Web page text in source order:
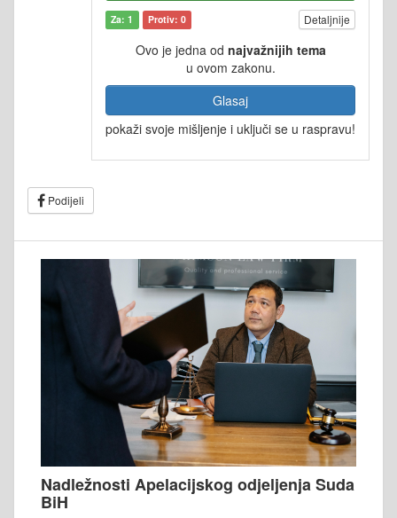
Za: 1 Protiv: 0 Detaljnije
Ovo je jedna od najvažnijih tema
u ovom zakonu.
Glasaj
pokaži svoje mišljenje i uključi se u raspravu!
Podijeli
Nadležnosti Apelacijskog odjeljenja Suda
BiH